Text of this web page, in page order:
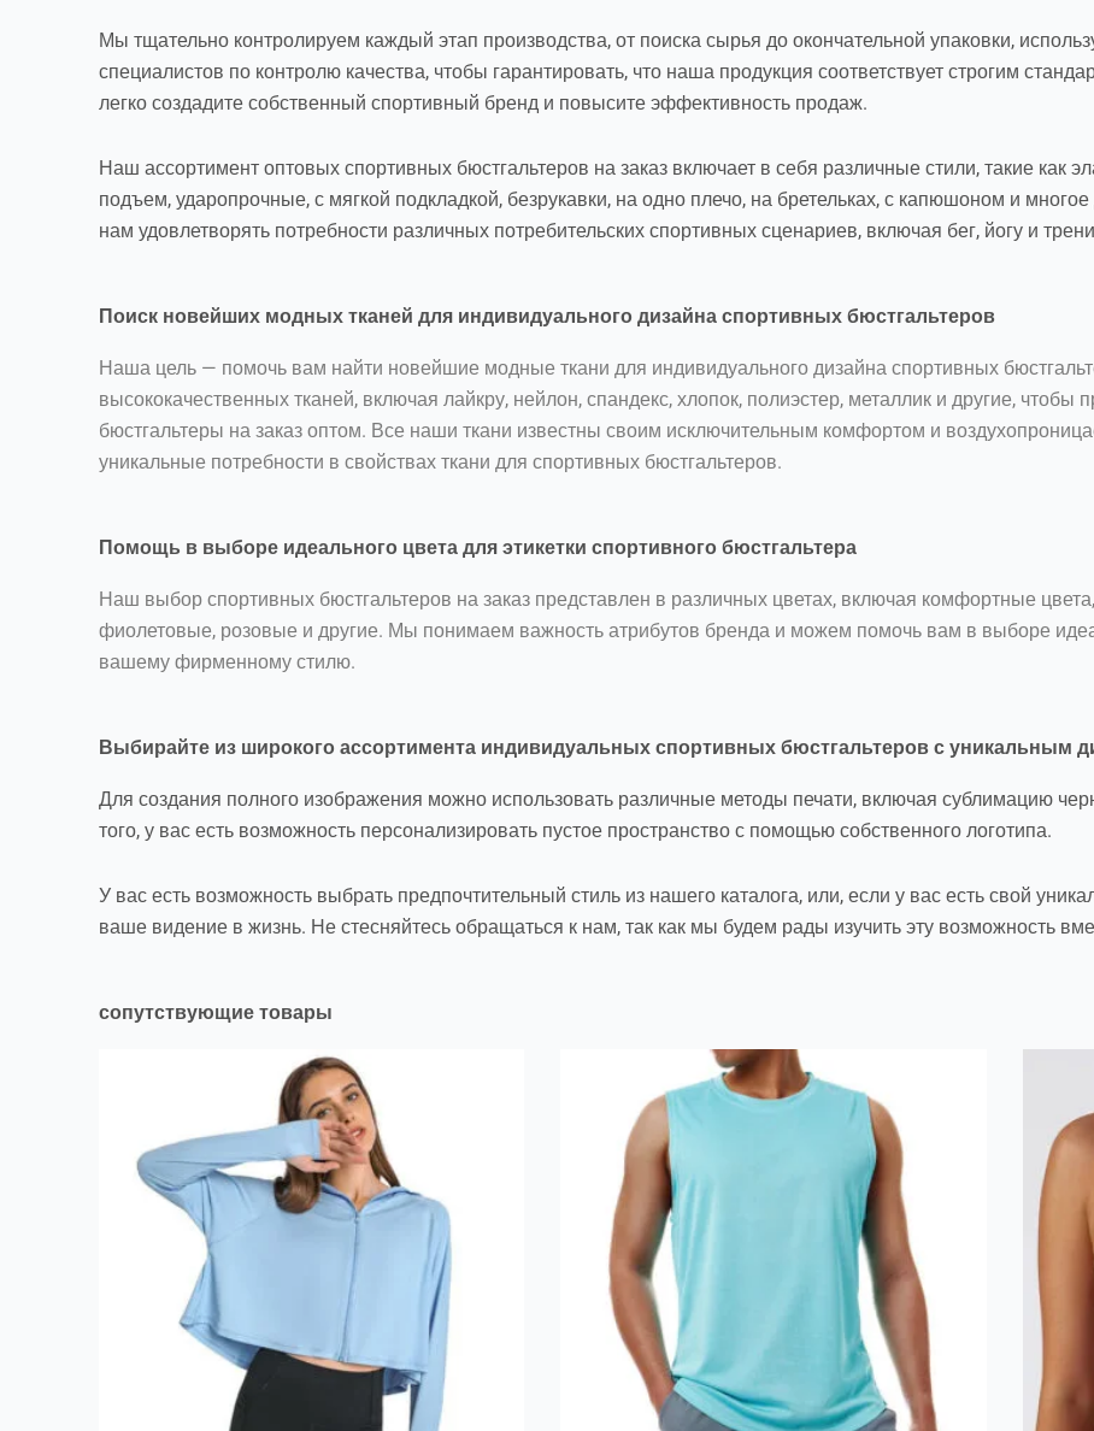
Мы тщательно контролируем каждый этап производства, от поиска сырья до окончательной упаковки,
специалистов по контролю качества, чтобы гарантировать, что наша продукция соответствует строгим
легко создадите собственный спортивный бренд и повысите эффективность продаж.
Наш ассортимент оптовых спортивных бюстгальтеров на заказ включает в себя различные стили, такие как
подъем, ударопрочные, с мягкой подкладкой, безрукавки, на одно плечо, на бретельках, с капюшоном и
нам удовлетворять потребности различных потребительских спортивных сценариев, включая бег, йогу и
Поиск новейших модных тканей для индивидуального дизайна спортивных бюстгальтеров
Наша цель — помочь вам найти новейшие модные ткани для индивидуального дизайна спортивных
высококачественных тканей, включая лайкру, нейлон, спандекс, хлопок, полиэстер, металлик и другие, чтобы
бюстгальтеры на заказ оптом. Все наши ткани известны своим исключительным комфортом и
уникальные потребности в свойствах ткани для спортивных бюстгальтеров.
Помощь в выборе идеального цвета для этикетки спортивного бюстгальтера
Наш выбор спортивных бюстгальтеров на заказ представлен в различных цветах, включая комфортные
фиолетовые, розовые и другие. Мы понимаем важность атрибутов бренда и можем помочь вам в выборе
вашему фирменному стилю.
Выбирайте из широкого ассортимента индивидуальных спортивных бюстгальтеров с уникальным
Для создания полного изображения можно использовать различные методы печати, включая сублимацию
того, у вас есть возможность персонализировать пустое пространство с помощью собственного логотипа.
У вас есть возможность выбрать предпочтительный стиль из нашего каталога, или, если у вас есть свой
ваше видение в жизнь. Не стесняйтесь обращаться к нам, так как мы будем рады изучить эту возможность
сопутствующие товары